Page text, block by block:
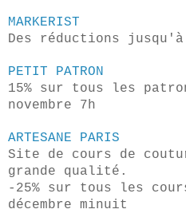
MARKERIST
Des réductions jusqu'à
PETIT PATRON
15% sur tous les
novembre 7h
ARTESANE PARIS
Site de cours de
grande qualité.
-25% sur tous les
décembre minuit